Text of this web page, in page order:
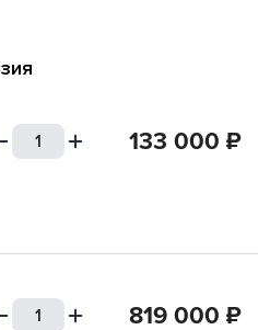
133 000 ₽
819 000 ₽